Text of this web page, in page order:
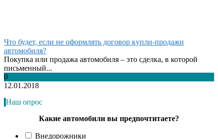
Что будет, если не оформлять договор купли-продажи
автомобиля?
Покупка или продажа автомобиля – это сделка, в которой
письменный...
0
12.01.2018
Наш опрос
Какие автомобили вы предпочтитаете?
Внедорожники